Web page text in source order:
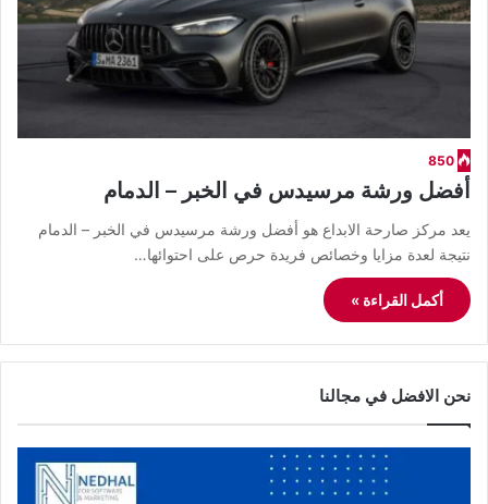
850
أفضل ورشة مرسيدس في الخبر – الدمام
يعد مركز صارحة الابداع هو أفضل ورشة مرسيدس في الخبر – الدمام
نتيجة لعدة مزايا وخصائص فريدة حرص على احتوائها…
أكمل القراءة »
نحن الافضل في مجالنا